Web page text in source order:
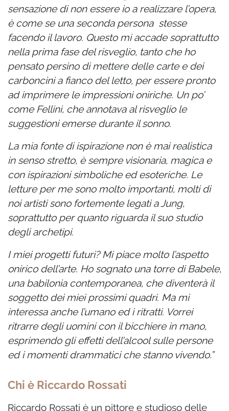
sensazione di non essere io a realizzare l’opera,
è come se una seconda persona stesse
facendo il lavoro. Questo mi accade soprattutto
nella prima fase del risveglio, tanto che ho
pensato persino di mettere delle carte e dei
carboncini a fianco del letto, per essere pronto
ad imprimere le impressioni oniriche. Un po’
come Fellini, che annotava al risveglio le
suggestioni emerse durante il sonno.
La mia fonte di ispirazione non è mai realistica
in senso stretto, è sempre visionaria, magica e
con ispirazioni simboliche ed esoteriche. Le
letture per me sono molto importanti, molti di
noi artisti sono fortemente legati a Jung,
soprattutto per quanto riguarda il suo studio
degli archetipi.
I miei progetti futuri? Mi piace molto l’aspetto
onirico dell’arte. Ho sognato una torre di Babele,
una babilonia contemporanea, che diventerà il
soggetto dei miei prossimi quadri. Ma mi
interessa anche l’umano ed i ritratti. Vorrei
ritrarre degli uomini con il bicchiere in mano,
esprimendo gli effetti dell’alcool sulle persone
ed i momenti drammatici che stanno vivendo.”
Chi è Riccardo Rossati
Riccardo Rossati è un pittore e studioso delle